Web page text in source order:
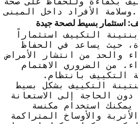
وسلامة الأفراد داخل المبنى.
استثمار بسيط لصحة جيدة
التكييف استثماراً
حيث يساعد في الحفاظ
والحد من انتشار الأمراض
من الضروري الاهتمام
التكييف بانتظام.
التكييف بشكل بسيط
الحاجة إلى الاستعانة
استخدام مكنسة
والأوساخ المتراكمة